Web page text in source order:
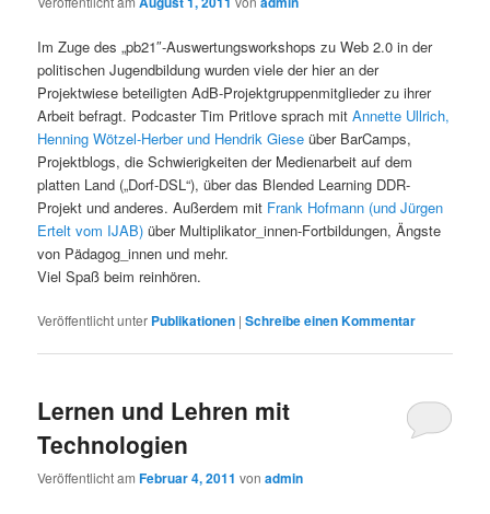
Im Zuge des „pb21″-Auswertungsworkshops zu Web 2.0 in der
politischen Jugendbildung wurden viele der hier an der
Projektwiese beteiligten AdB-Projektgruppenmitglieder zu ihrer
Arbeit befragt. Podcaster Tim Pritlove sprach mitAnnette Ullrich,
Henning Wötzel-Herber und Hendrik Giese über BarCamps,
Projektblogs, die Schwierigkeiten der Medienarbeit auf dem
platten Land („Dorf-DSL“), über das Blended Learning DDR-
Projekt und anderes. Außerdem mit Frank Hofmann (und Jürgen
Ertelt vom IJAB) über Multiplikator_innen-Fortbildungen, Ängste
von Pädagog_innen und mehr.
Viel Spaß beim reinhören.
Veröffentlicht unter Publikationen |Schreibe einen Kommentar
Lernen und Lehren mit
Technologien
Veröffentlicht amFebruar 4, 2011 vonadmin